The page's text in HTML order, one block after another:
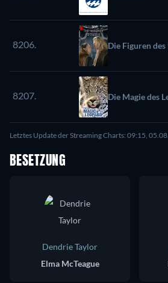
8206. Die Figuren
8207. Die Magie des
Letztes Update der Streaming Charts: 09:15,
BESETZUNG
Dendrie Taylor
Elma McTeague